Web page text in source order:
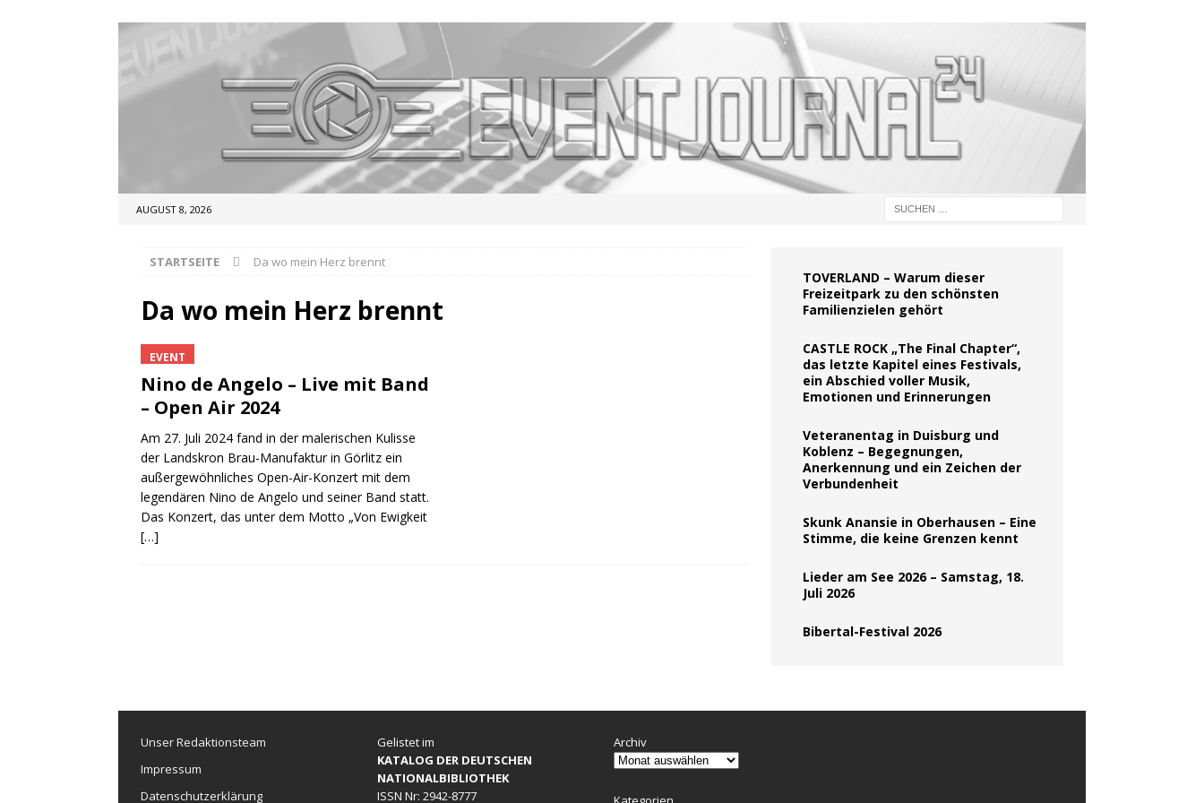
AUGUST 8, 2026
STARTSEITE Da wo mein Herz brennt
Da wo mein Herz brennt
EVENT
Nino de Angelo – Live mit Band
– Open Air 2024
Am 27. Juli 2024 fand in der malerischen Kulisse
der Landskron Brau-Manufaktur in Görlitz ein
außergewöhnliches Open-Air-Konzert mit dem
legendären Nino de Angelo und seiner Band statt.
Das Konzert, das unter dem Motto „Von Ewigkeit
[…]
TOVERLAND – Warum dieser
Freizeitpark zu den schönsten
Familienzielen gehört
CASTLE ROCK „The Final Chapter“,
das letzte Kapitel eines Festivals,
ein Abschied voller Musik,
Emotionen und Erinnerungen
Veteranentag in Duisburg und
Koblenz – Begegnungen,
Anerkennung und ein Zeichen der
Verbundenheit
Skunk Anansie in Oberhausen – Eine
Stimme, die keine Grenzen kennt
Lieder am See 2026 – Samstag, 18.
Juli 2026
Bibertal-Festival 2026
Unser Redaktionsteam
Impressum
Datenschutzerklärung
Gelistet im
KATALOG DER DEUTSCHEN
NATIONALBIBLIOTHEK
ISSN Nr: 2942-8777
Archiv